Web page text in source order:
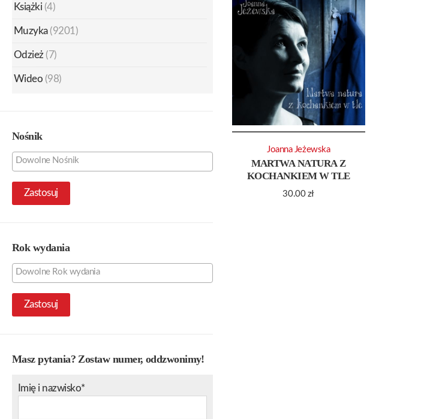
MARTWA NATURA Z
KOCHANKIEM W TLE
30.00 zł
Joanna Jeżewska
Książki (4)
Muzyka (9201)
Odzież (7)
Wideo (98)
Nośnik
Zastosuj
Rok wydania
Zastosuj
Masz pytania? Zostaw numer, oddzwonimy!
Imię i nazwisko*